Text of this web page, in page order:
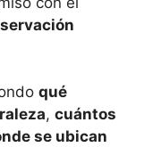
qué
, cuántos
se ubican